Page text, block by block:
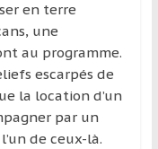
en terre
une
au programme.
escarpés de
la location d’un
par un
de ceux-là.